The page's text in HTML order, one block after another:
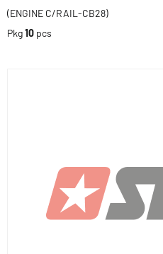
(ENGINE C/RAIL-CB28)
Pkg10 pcs